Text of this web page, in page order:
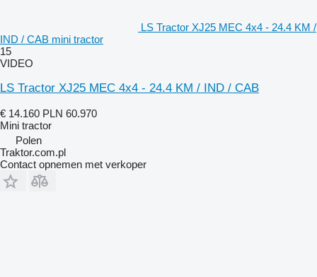
LS Tractor XJ25 MEC 4x4 - 24.4 KM /
IND / CAB mini tractor
15
VIDEO
LS Tractor XJ25 MEC 4x4 - 24.4 KM / IND / CAB
€ 14.160 PLN 60.970
Mini tractor
Polen
Traktor.com.pl
Contact opnemen met verkoper